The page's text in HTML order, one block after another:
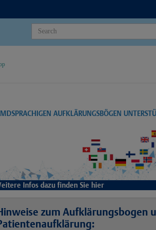
AUFKLÄRUNGSBÖGEN
Infos dazu finden Sie hier
zum Aufklärungsbogen